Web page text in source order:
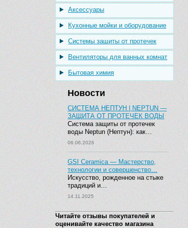
Аксессуары
Кухонные мойки и оборудование
Системы защиты от протечек
Вентиляторы для ванных комнат
Бытовая химия
Новости
СИСТЕМА НЕПТУН | NEPTUN —
ЗАЩИТА ОТ ПРОТЕЧЕК ВОДЫ
Система защиты от протечек
воды Neptun (Нептун): как…
06.06.2026
GSI Ceramica — Мастерство,
технологии и совершенство…
Искусство, рожденное на стыке
традиций и…
14.11.2025
Читайте отзывы покупателей и
оценивайте качество магазина